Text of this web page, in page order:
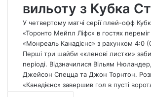
в
р
а
х
у
н
о
к
в
а
л
е
п
р
о
г
р
ь
»
в
с
у
х
у
п
вильоту з Кубка
У четвертому матчі серії плей-офф
«Торонто Мейпл Ліфс» в гостях переміг
«Монреаль Канадієнс» з рахунком 4:0
Перші три шайби «кленові листки»
періоді. Відзначилися Вільям Нюландер,
Джейсон Спецца та Джон Торнтон.
«Канадієнс» завершив гол в пусті